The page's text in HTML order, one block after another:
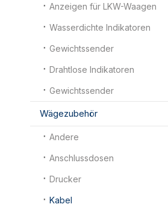
Anzeigen für LKW-Waagen
Wasserdichte Indikatoren
Gewichtssender
Drahtlose Indikatoren
Gewichtssender
Wägezubehör
Andere
Anschlussdosen
Drucker
Kabel